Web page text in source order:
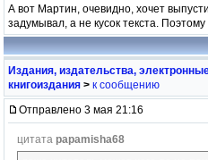
А вот Мартин, очевидно, хочет
задумывал, а не кусок текста.
Издания, издательства,
книгоиздания > к сообщению
Отправлено 3 мая 21:16
цитата papamisha68